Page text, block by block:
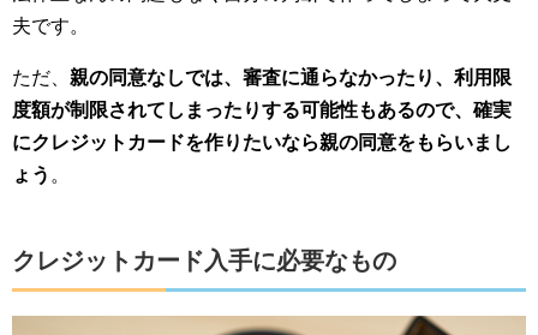
夫です。
ただ、 親の同意なしでは、審査に通らなかったり、利用限
度額が制限されてしまったりする可能性もあるので、確実
にクレジットカードを作りたいなら親の同意をもらいまし
ょう 。
クレジットカード入手に必要なもの